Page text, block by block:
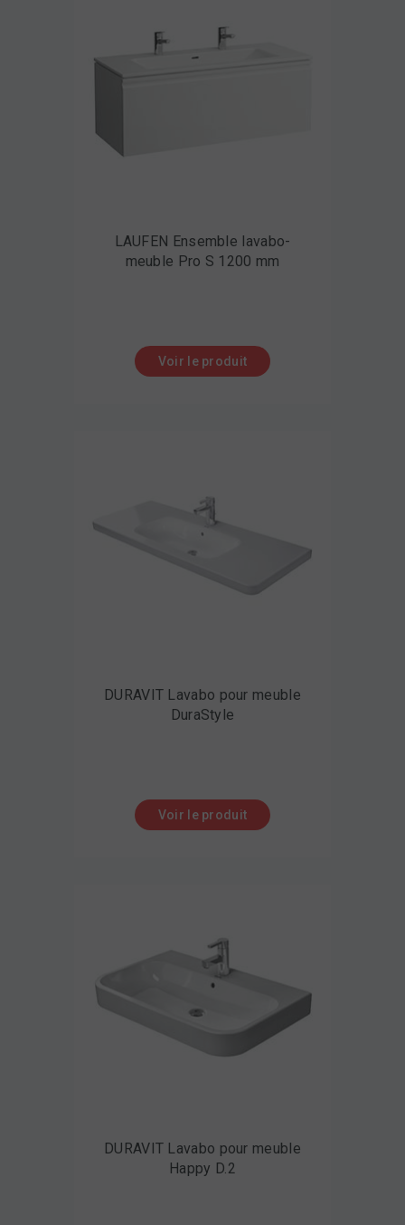
LAUFEN Ensemble lavabo-
meuble Pro S 1200 mm
Voir le produit
DURAVIT Lavabo pour meuble
DuraStyle
Voir le produit
DURAVIT Lavabo pour meuble
Happy D.2